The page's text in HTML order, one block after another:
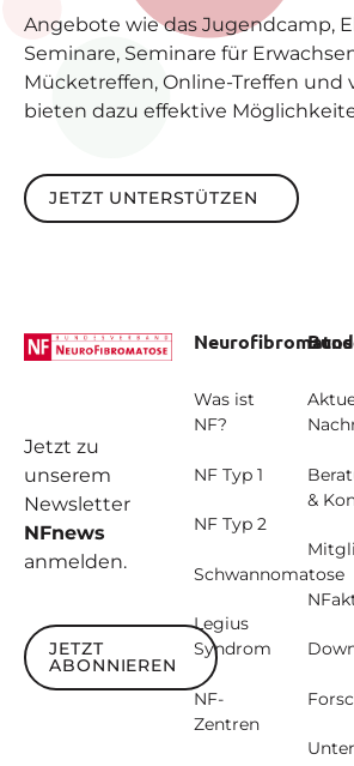
Angebote wie das Jugendcamp,
Seminare, Seminare für
Mücketreffen, Online-Treffen und
bieten dazu effektive
Jetzt unterstützen
JETZT UNTERSTÜTZEN
Jetzt zu
unserem
Newsletter
NFnews
anmelden.
Jetzt abonnieren
JETZT
ABONNIEREN
Was ist
NF?
NF Typ 1
NF Typ 2
Schwannomatose
Legius
Syndrom
NF-
Zentren
&